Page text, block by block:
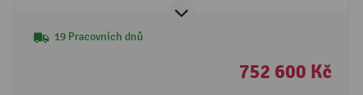
19 Pracovních dnů
752 600 Kč